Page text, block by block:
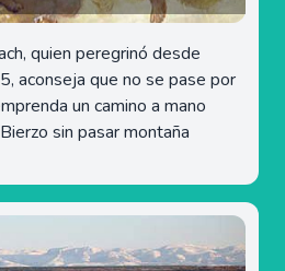
quien peregrinó desde
aconseja que no se pase por
un camino a mano
sin pasar montaña